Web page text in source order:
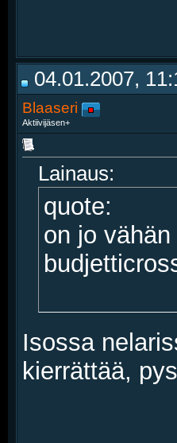
04.01.2007,
Blaaseri
Aktiivijäsen+
Lainaus:
quote:
on jo
Isossa
kierrättää,